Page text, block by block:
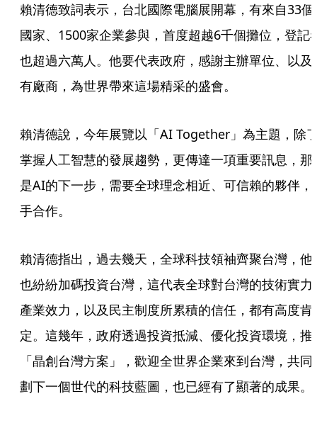
賴清德致詞表示，台北國際電腦展開幕，有來自33個
國家、1500家企業參與，首度超越6千個攤位，登記
也超過六萬人。他要代表政府，感謝主辦單位、以及
有廠商，為世界帶來這場精采的盛會。
賴清德說，今年展覽以「AI Together」為主題，除
掌握人工智慧的發展趨勢，更傳達一項重要訊息，那
是AI的下一步，需要全球理念相近、可信賴的夥伴，
手合作。
賴清德指出，過去幾天，全球科技領袖齊聚台灣，他
也紛紛加碼投資台灣，這代表全球對台灣的技術實力
產業效力，以及民主制度所累積的信任，都有高度肯
定。這幾年，政府透過投資抵減、優化投資環境，推
「晶創台灣方案」，歡迎全世界企業來到台灣，共同
劃下一個世代的科技藍圖，也已經有了顯著的成果。